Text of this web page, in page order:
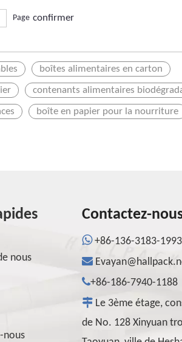
Page confirmer
boîtes alimentaires en carton
contenants alimentaires
boîte en papier pour la nourriture
nous
nous
Contactez-
 +86-136-3183-1993

+86-186-7940-1188
Le 3ème étage,
de No. 128 Xinyuan